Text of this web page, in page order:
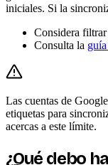
iniciales. Si la
Considera
Consulta la
Las cuentas de
etiquetas para
acercas a este límite.
¿Qué debo